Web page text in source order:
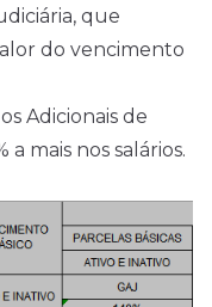
que
do vencimento
Adicionais de
a mais nos salários.